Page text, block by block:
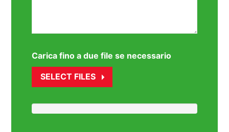
Carica fino a due file se necessario
SELECT FILES